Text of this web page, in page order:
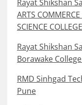
Rayat Shikshan
ARTS
SCIENCE
Rayat Shikshan
Borawake
RMD Sinhgad
Pune